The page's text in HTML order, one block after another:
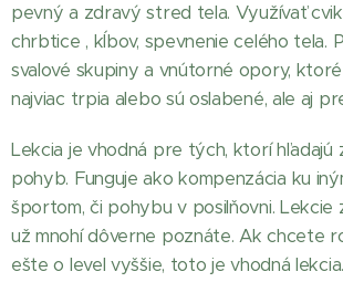
pevný a zdravý stred tela. Využívať
chrbtice , kĺbov, spevnenie celého tela.
svalové skupiny a vnútorné opory,
najviac trpia alebo sú oslabené, ale aj
Lekcia je vhodná pre tých, ktorí hľadajú
pohyb. Funguje ako kompenzácia ku
športom, či pohybu v posilňovni.
už mnohí dôverne poznáte. Ak chcete
ešte o level vyššie, toto je vhodná lekcia.